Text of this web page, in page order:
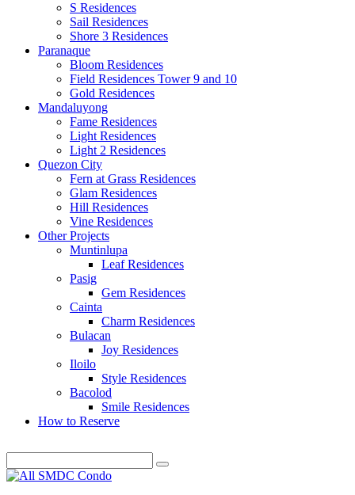
S Residences
Sail Residences
Shore 3 Residences
Paranaque
Bloom Residences
Field Residences Tower 9 and 10
Gold Residences
Mandaluyong
Fame Residences
Light Residences
Light 2 Residences
Quezon City
Fern at Grass Residences
Glam Residences
Hill Residences
Vine Residences
Other Projects
Muntinlupa
Leaf Residences
Pasig
Gem Residences
Cainta
Charm Residences
Bulacan
Joy Residences
Iloilo
Style Residences
Bacolod
Smile Residences
How to Reserve